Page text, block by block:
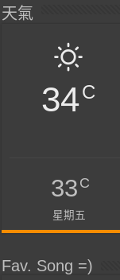
天氣
34C
33C
星期五
Fav. Song =)